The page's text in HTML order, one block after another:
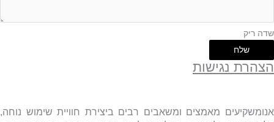
שדה ריק
שלח
הצהרת נגישות
אנומשקיעים מאמצים ומשאבים רבים ביצירת חוויית שימוש נוחה,